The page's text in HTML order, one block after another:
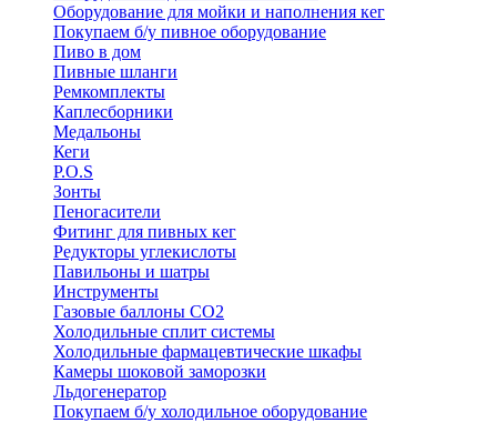
Оборудование для мойки и наполнения кег
Покупаем б/у пивное оборудование
Пиво в дом
Пивные шланги
Ремкомплекты
Каплесборники
Медальоны
Кеги
P.O.S
Зонты
Пеногасители
Фитинг для пивных кег
Редукторы углекислоты
Павильоны и шатры
Инструменты
Газовые баллоны CO2
Холодильные cплит системы
Холодильные фармацевтические шкафы
Камеры шоковой заморозки
Льдогенератор
Покупаем б/у холодильное оборудование